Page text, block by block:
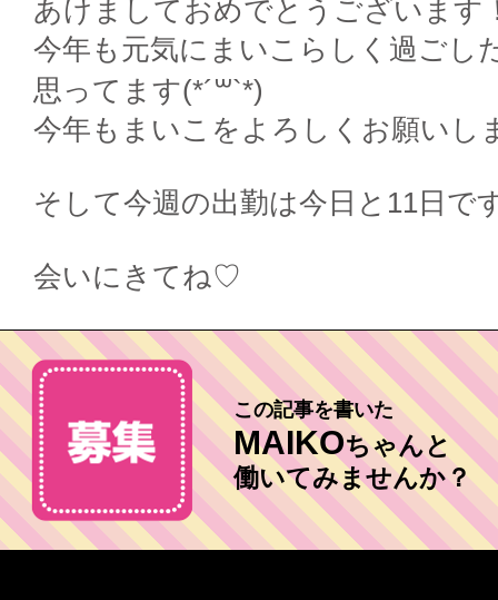
あけましておめでとうございます
今年も元気にまいこらしく過ごし
思ってます(*´꒳`*)
今年もまいこをよろしくお願い
そして今週の出勤は今日と11日で
会いにきてね♡
この記事を書いた
MAIKOちゃんと
働いてみませんか？